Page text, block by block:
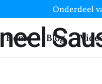
Onderdeel
Home Blog